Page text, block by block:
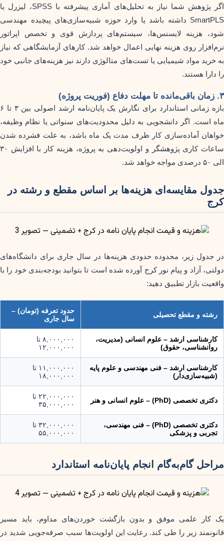
اگر پژوهش شما نیاز به تحلیل‌های آماری پیشرفته با SPSS، لیزرل یا
SmartPLS داشته باشد یا وارد حوزه شبیه‌سازی‌های پیچیده مهندسی
شود، هزینه لایسنس‌ها، سیستم‌های پردازش قوی و تخصص اپراتور
نرم‌افزار روی هزینه نهایی اعمال خواهد شد. کارهای آزمایشگاهی که نیاز
به خرید مواد شیمیایی یا تست‌های متالوژی دارند نیز هزینه‌های جانبی خود
را دارا هستند.
۳. زمان باقی‌مانده تا مهلت دفاع (فوریت پروژه)
بازه زمانی استاندارد برای نگارش یک پایان‌نامه ارشد اصولی بین ۳ تا ۶
ماه است. اگر دانشجویی به دلیل محدودیت‌های سنواتی یا نظام وظیفه،
خواهان آماده‌سازی کار ظرف مدت یک ماه باشد، به علت فشرده شدن
ساعات کاری پژوهشگر و اولویت‌دهی به پروژه، هزینه کار با افزایش ۳۰
الی ۵۰ درصدی مواجه خواهد شد.
جدول مقایسه‌ای هزینه‌ها بر اساس مقطع و رشته در
کرج
در جدول زیر، محدوده حدودی هزینه‌ها در سال جاری برای دانشگاه‌های
دولتی، آزاد و پیام نور کرج آورده شده است تا بتوانید بودجه‌بندی خود را با
واقعیت بازار تطبیق دهید:
رشته و مقطع تحصیلی
حدود تعرفه (تومان) –
سال جاری
کارشناسی ارشد – علوم انسانی (مدیریت،
روانشناسی، حقوق)
۸,۰۰۰,۰۰۰ تا
۱۲,۰۰۰,۰۰۰
کارشناسی ارشد – فنی مهندسی و علوم پایه
(شبیه‌سازی‌دار)
۱۱,۰۰۰,۰۰۰ تا
۱۸,۰۰۰,۰۰۰
دکتری تخصصی (PhD) – علوم انسانی و هنر
۲۲,۰۰۰,۰۰۰ تا
۳۵,۰۰۰,۰۰۰
دکتری تخصصی (PhD) – فنی مهندسی،
تجربی و پزشکی
۳۲,۰۰۰,۰۰۰ تا
۵۵,۰۰۰,۰۰۰
مراحل گام‌به‌گام انجام پایان‌نامه استاندارد
یک کار علمی موفق و بدون بازگشت خوردن‌های مداوم، باید مسیر
قانونمند زیر را طی کند. رعایت این اولویت‌ها سبب صرفه‌جویی شدید در